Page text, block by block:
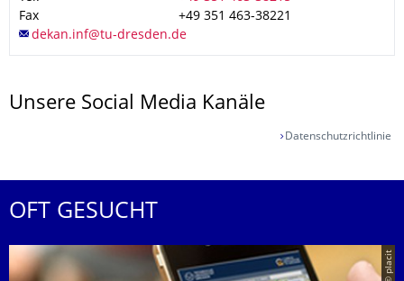
Fax
+49 351 463-38221
Unsere Social Media Kanäle
Datenschutzrichtlinie
OFT GESUCHT
© placit